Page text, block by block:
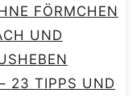
FÖRMCHEN
UND
23 TIPPS UND